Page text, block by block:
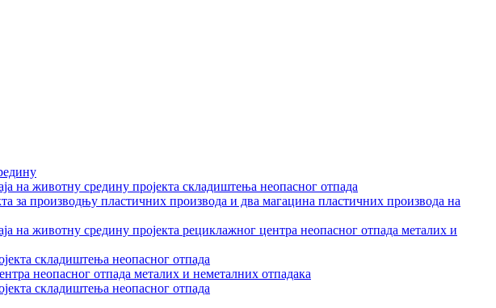
на животну средину пројекта складиштења неопасног отпада
за производњу пластичних производа и два магацина пластичних производа на
на животну средину пројекта рециклажног центра неопасног отпада металих и
складиштења неопасног отпада
неопасног отпада металих и неметалних отпадака
складиштења неопасног отпада